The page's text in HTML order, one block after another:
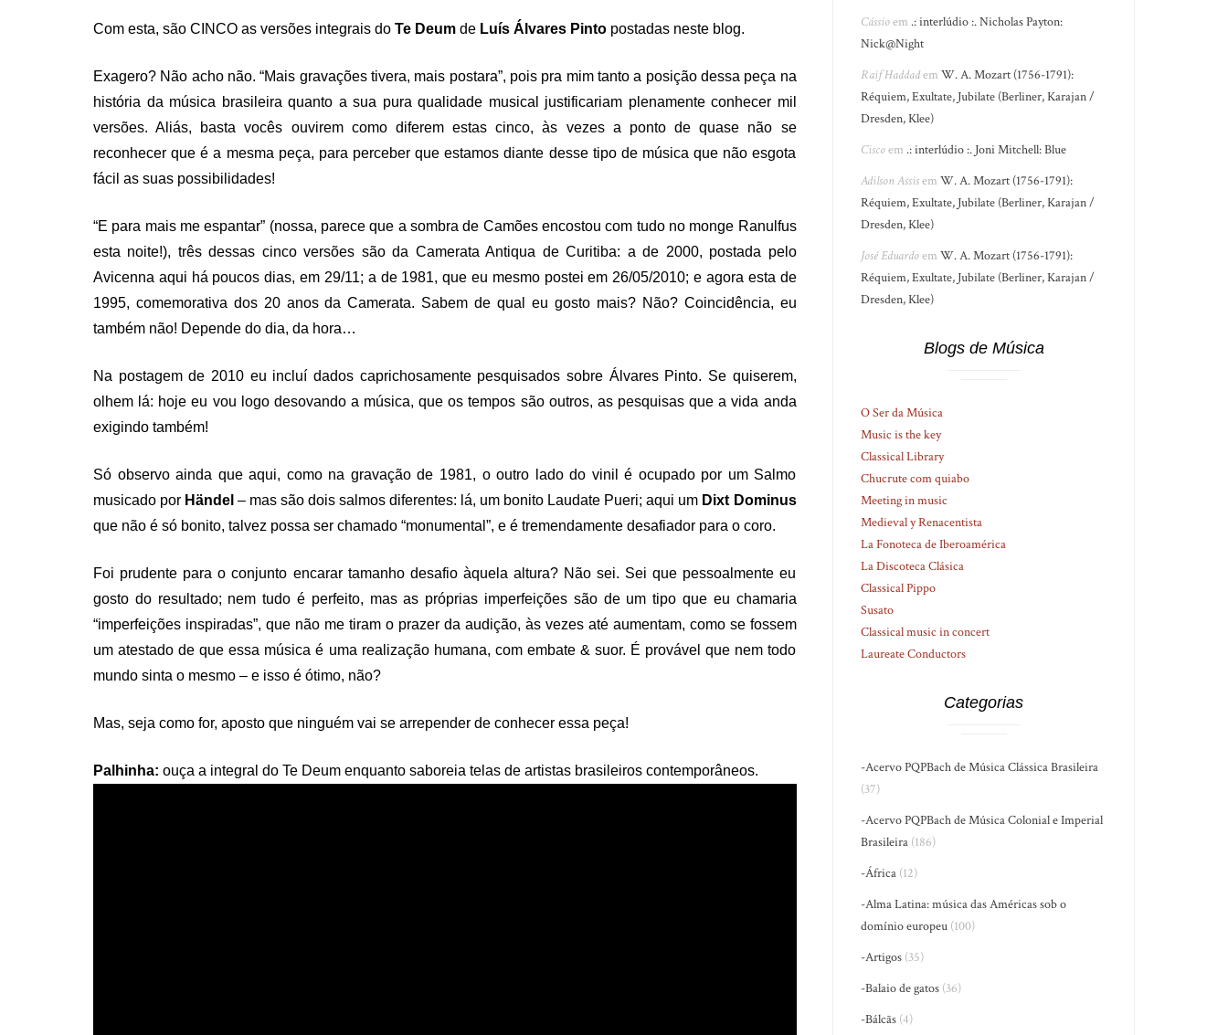
Com esta, são CINCO as versões integrais do Te Deum de Luís Álvares Pinto postadas neste blog.
Exagero? Não acho não. “Mais gravações tivera, mais postara”, pois pra mim tanto a posição dessa peça na
história da música brasileira quanto a sua pura qualidade musical justificariam plenamente conhecer mil
versões. Aliás, basta vocês ouvirem como diferem estas cinco, às vezes a ponto de quase não se
reconhecer que é a mesma peça, para perceber que estamos diante desse tipo de música que não esgota
fácil as suas possibilidades!
“E para mais me espantar” (nossa, parece que a sombra de Camões encostou com tudo no monge Ranulfus
esta noite!), três dessas cinco versões são da Camerata Antiqua de Curitiba: a de 2000, postada pelo
Avicenna aqui há poucos dias, em 29/11; a de 1981, que eu mesmo postei em 26/05/2010; e agora esta de
1995, comemorativa dos 20 anos da Camerata. Sabem de qual eu gosto mais? Não? Coincidência, eu
também não! Depende do dia, da hora…
Na postagem de 2010 eu incluí dados caprichosamente pesquisados sobre Álvares Pinto. Se quiserem,
olhem lá: hoje eu vou logo desovando a música, que os tempos são outros, as pesquisas que a vida anda
exigindo também!
Só observo ainda que aqui, como na gravação de 1981, o outro lado do vinil é ocupado por um Salmo
musicado por Händel– mas são dois salmos diferentes: lá, um bonito Laudate Pueri; aqui um Dixt Dominus
que não é só bonito, talvez possa ser chamado “monumental”, e é tremendamente desafiador para o coro.
Foi prudente para o conjunto encarar tamanho desafio àquela altura? Não sei. Sei que pessoalmente eu
gosto do resultado; nem tudo é perfeito, mas as próprias imperfeições são de um tipo que eu chamaria
“imperfeições inspiradas”, que não me tiram o prazer da audição, às vezes até aumentam, como se fossem
um atestado de que essa música é uma realização humana, com embate & suor. É provável que nem todo
mundo sinta o mesmo – e isso é ótimo, não?
Mas, seja como for, aposto que ninguém vai se arrepender de conhecer essa peça!
Palhinha: ouça a integral do Te Deum enquanto saboreia telas de artistas brasileiros contemporâneos.
Cássioem .: interlúdio :. Nicholas Payton:
Nick@Night
Raif HaddademW. A. Mozart (1756-1791):
Réquiem, Exultate, Jubilate (Berliner, Karajan /
Dresden, Klee)
Ciscoem .: interlúdio :. Joni Mitchell: Blue
Adilson AssisemW. A. Mozart (1756-1791):
Réquiem, Exultate, Jubilate (Berliner, Karajan /
Dresden, Klee)
José EduardoemW. A. Mozart (1756-1791):
Réquiem, Exultate, Jubilate (Berliner, Karajan /
Dresden, Klee)
Blogs de Música
O Ser da Música
Music is the key
Classical Library
Chucrute com quiabo
Meeting in music
Medieval y Renacentista
La Fonoteca de Iberoamérica
La Discoteca Clásica
Classical Pippo
Susato
Classical music in concert
Laureate Conductors
Categorias
-Acervo PQPBach de Música Clássica Brasileira
(37)
-Acervo PQPBach de Música Colonial e Imperial
Brasileira (186)
-África (12)
-Alma Latina: música das Américas sob o
domínio europeu (100)
-Artigos (35)
-Balaio de gatos (36)
-Bálcãs (4)